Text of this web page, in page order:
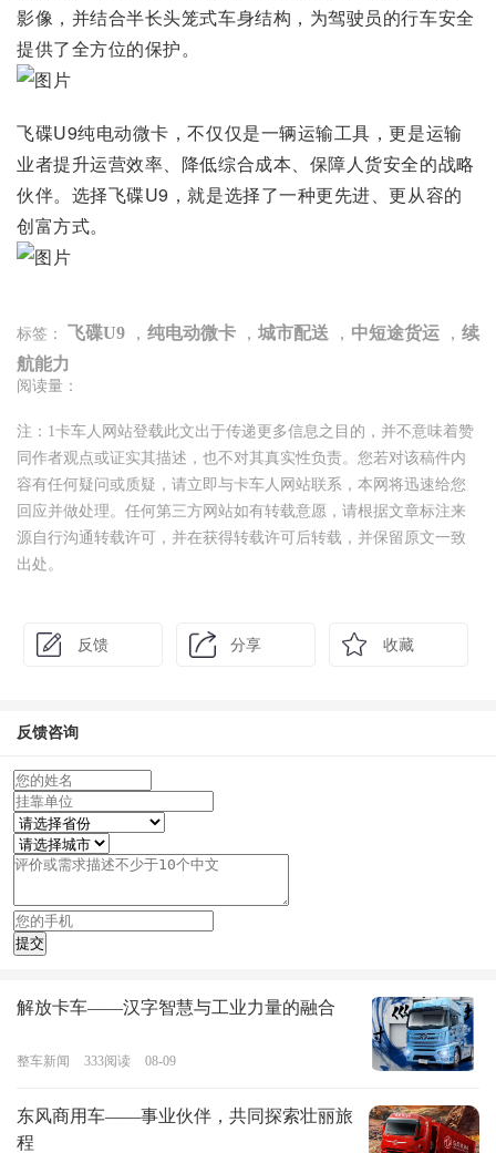
影像，并结合半长头笼式车身结构，为驾驶员的行车安全
提供了全方位的保护。
飞碟U9纯电动微卡，不仅仅是一辆运输工具，更是运输
业者提升运营效率、降低综合成本、保障人货安全的战略
伙伴。选择飞碟U9，就是选择了一种更先进、更从容的
创富方式。
标签： 飞碟U9 ， 纯电动微卡 ， 城市配送 ， 中短途货运 ， 续
航能力
阅读量：
注：1卡车人网站登载此文出于传递更多信息之目的，并不意味着赞
同作者观点或证实其描述，也不对其真实性负责。您若对该稿件内
容有任何疑问或质疑，请立即与卡车人网站联系，本网将迅速给您
回应并做处理。任何第三方网站如有转载意愿，请根据文章标注来
源自行沟通转载许可，并在获得转载许可后转载，并保留原文一致
出处。
反馈 分享 收藏
反馈咨询
解放卡车——汉字智慧与工业力量的融合
整车新闻 333阅读 08-09
东风商用车——事业伙伴，共同探索壮丽旅
程